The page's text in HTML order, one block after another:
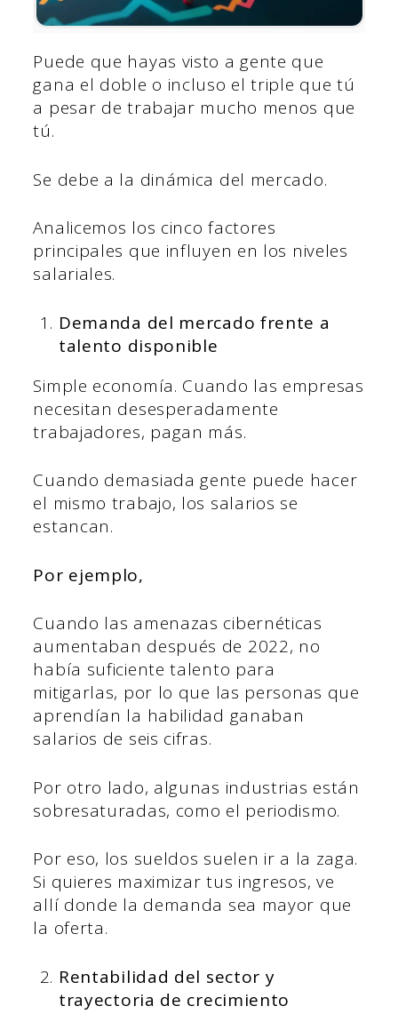
Puede que hayas visto a gente que
gana el doble o incluso el triple que tú
a pesar de trabajar mucho menos que
tú.
Se debe a la dinámica del mercado.
Analicemos los cinco factores
principales que influyen en los niveles
salariales.
Demanda del mercado frente a
talento disponible
Simple economía. Cuando las empresas
necesitan desesperadamente
trabajadores, pagan más.
Cuando demasiada gente puede hacer
el mismo trabajo, los salarios se
estancan.
Por ejemplo,
Cuando las amenazas cibernéticas
aumentaban después de 2022, no
había suficiente talento para
mitigarlas, por lo que las personas que
aprendían la habilidad ganaban
salarios de seis cifras.
Por otro lado, algunas industrias están
sobresaturadas, como el periodismo.
Por eso, los sueldos suelen ir a la zaga.
Si quieres maximizar tus ingresos, ve
allí donde la demanda sea mayor que
la oferta.
Rentabilidad del sector y
trayectoria de crecimiento